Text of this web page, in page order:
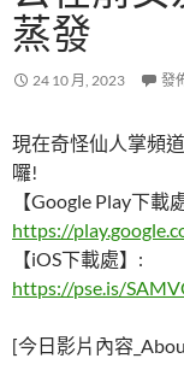
蒸發
24 10 月, 2023 發
現在奇怪仙人掌頻
囉!
【Google Play下載
https://
【iOS下載處】:
https://pse.is/
[今日影片內容